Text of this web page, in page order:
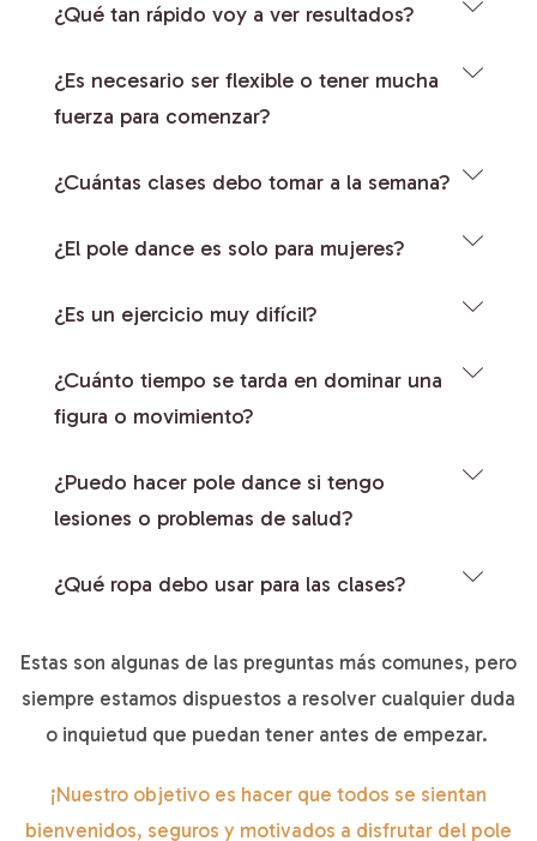
¿Qué tan rápido voy a ver resultados?
¿Es necesario ser flexible o tener mucha
fuerza para comenzar?
¿Cuántas clases debo tomar a la semana?
¿El pole dance es solo para mujeres?
¿Es un ejercicio muy difícil?
¿Cuánto tiempo se tarda en dominar una
figura o movimiento?
¿Puedo hacer pole dance si tengo
lesiones o problemas de salud?
¿Qué ropa debo usar para las clases?
Estas son algunas de las preguntas más comunes, pero
siempre estamos dispuestos a resolver cualquier duda
o inquietud que puedan tener antes de empezar.
¡Nuestro objetivo es hacer que todos se sientan
bienvenidos, seguros y motivados a disfrutar del pole